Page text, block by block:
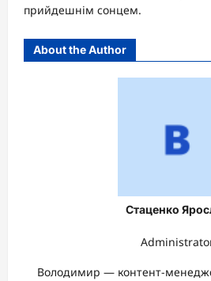
прийдешнім сонцем.
About the Author
Стаценко
Володимир — контент-